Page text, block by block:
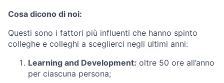
Cosa dicono di noi:
Questi sono i fattori più influenti che hanno spinto
colleghe e colleghi a sceglierci negli ultimi anni:
Learning and Development: oltre 50 ore all’anno
per ciascuna persona;